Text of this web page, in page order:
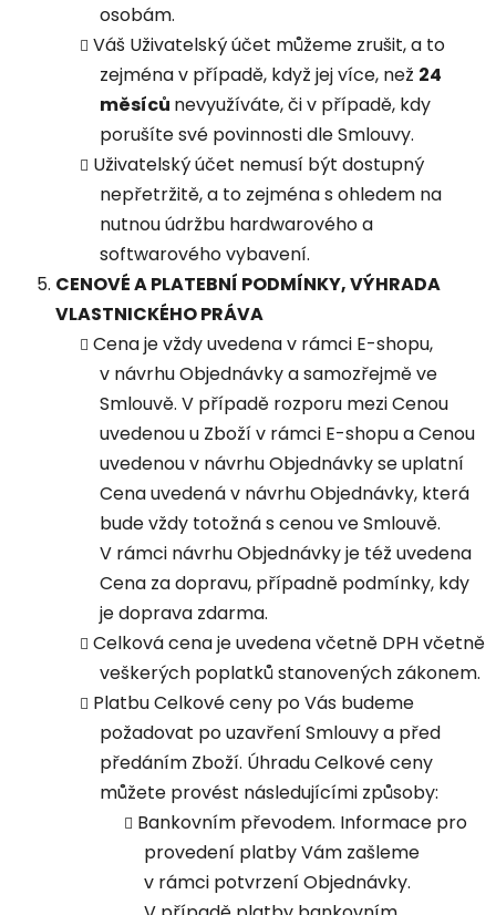
osobám.
Váš Uživatelský účet můžeme zrušit, a to
zejména v případě, když jej více, než 24
měsíců nevyužíváte, či v případě, kdy
porušíte své povinnosti dle Smlouvy.
Uživatelský účet nemusí být dostupný
nepřetržitě, a to zejména s ohledem na
nutnou údržbu hardwarového a
softwarového vybavení.
CENOVÉ A PLATEBNÍ PODMÍNKY, VÝHRADA
VLASTNICKÉHO PRÁVA
Cena je vždy uvedena v rámci E-shopu,
v návrhu Objednávky a samozřejmě ve
Smlouvě. V případě rozporu mezi Cenou
uvedenou u Zboží v rámci E-shopu a Cenou
uvedenou v návrhu Objednávky se uplatní
Cena uvedená v návrhu Objednávky, která
bude vždy totožná s cenou ve Smlouvě.
V rámci návrhu Objednávky je též uvedena
Cena za dopravu, případně podmínky, kdy
je doprava zdarma.
Celková cena je uvedena včetně DPH včetně
veškerých poplatků stanovených zákonem.
Platbu Celkové ceny po Vás budeme
požadovat po uzavření Smlouvy a před
předáním Zboží. Úhradu Celkové ceny
můžete provést následujícími způsoby:
Bankovním převodem. Informace pro
provedení platby Vám zašleme
v rámci potvrzení Objednávky.